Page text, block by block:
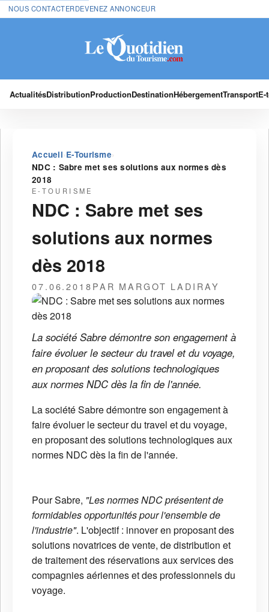
NOUS CONTACTERDEVENEZ ANNONCEUR
ActualitésDistributionProductionDestinationHébergementTransport
Accueil›E-Tourisme›
NDC : Sabre met ses solutions aux normes dès
2018
E-TOURISME
NDC : Sabre met ses
solutions aux normes
dès 2018
07.06.2018PAR MARGOT LADIRAY
La société Sabre démontre son engagement à
faire évoluer le secteur du travel et du voyage,
en proposant des solutions technologiques
aux normes NDC dès la fin de l'année.
La société Sabre démontre son engagement à
faire évoluer le secteur du travel et du voyage,
en proposant des solutions technologiques aux
normes NDC dès la fin de l'année.
Pour Sabre, "Les normes NDC présentent de
formidables opportunités pour l'ensemble de
l'industrie". L'objectif : innover en proposant des
solutions novatrices de vente, de distribution et
de traitement des réservations aux services des
compagnies aériennes et des professionnels du
voyage.